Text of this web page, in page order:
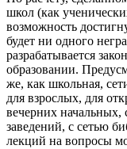
школ (как
возможность
будет ни одного
разрабатывается
образовании.
же, как школьная,
для взрослых, для
вечерних
заведений, с сетью
лекций на вопросы